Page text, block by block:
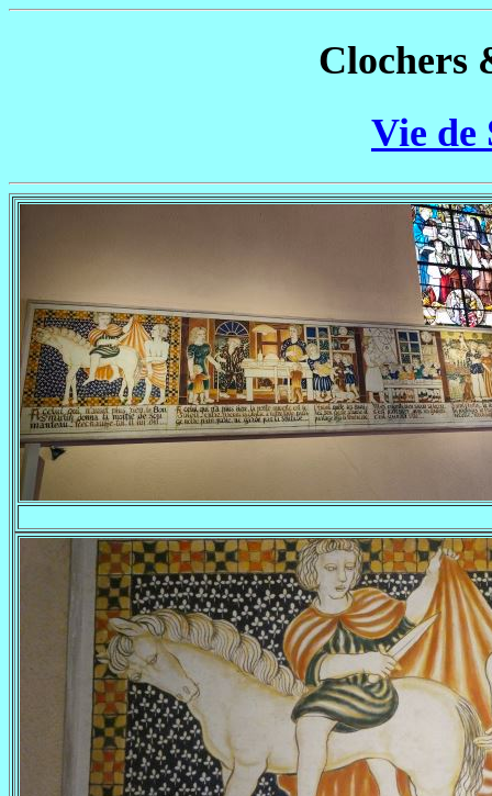
Clochers
Vie